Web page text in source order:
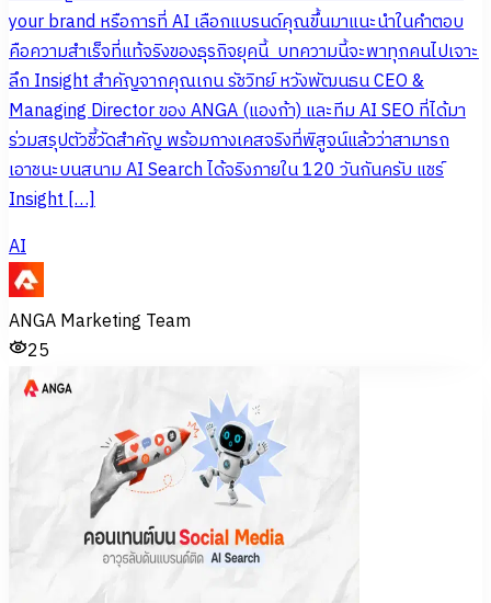
your brand หรือการที่ AI เลือกแบรนด์คุณขึ้นมาแนะนำในคำตอบ
คือความสำเร็จที่แท้จริงของธุรกิจยุคนี้ บทความนี้จะพาทุกคนไปเจาะ
ลึก Insight สำคัญจากคุณเกน รัชวิทย์ หวังพัฒนธน CEO &
Managing Director ของ ANGA (แองก้า) และทีม AI SEO ที่ได้มา
ร่วมสรุปตัวชี้วัดสำคัญ พร้อมกางเคสจริงที่พิสูจน์แล้วว่าสามารถ
เอาชนะบนสนาม AI Search ได้จริงภายใน 120 วันกันครับ แชร์
Insight […]
AI
ANGA Marketing Team
25